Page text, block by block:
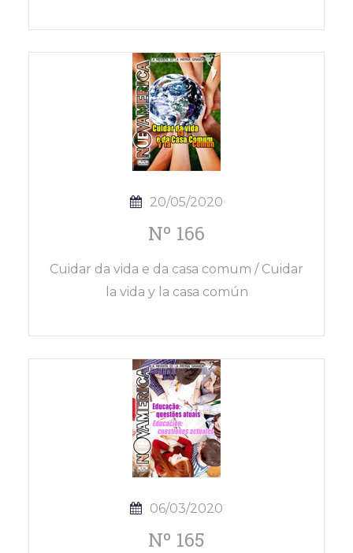
20/05/2020
Nº 166
Cuidar da vida e da casa comum / Cuidar
la vida y la casa común
06/03/2020
Nº 165